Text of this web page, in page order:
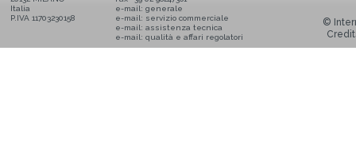
Italia
P.IVA 11703230158
e-mail: generale
e-mail: servizio commerciale
e-mail: assistenza tecnica
e-mail: qualità e affari regolatori
©